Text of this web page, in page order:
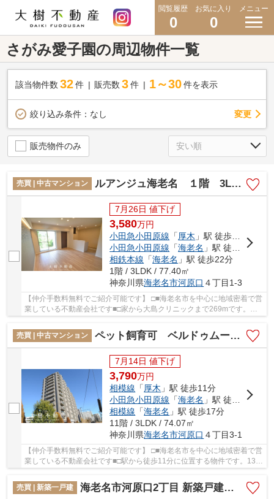
閲覧履歴
0
お気に入り
0
メニュー
さがみ愛子園の周辺物件一覧
該当物件数 32件 販売数 3 件 1～30 件を表示
絞り込み条件： なし 変更
販売物件のみ
売買 | 中古マンション ルアンジュ海老名 １階 3LDK リフォーム済み 【仲介手数料無料】
7月26日 値下げ
3,580万円
小田急小田原線 「厚木 」駅 徒歩5分
小田急小田原線 「海老名 」駅 徒歩22分
相鉄本線 「海老名 」駅 徒歩22分
1階 / 3LDK / 77.40㎡
神奈川県海老名市河原口 ４丁目1-3
【仲介手数料無料でご紹介可能です】 □■海老名市を中心に地域密着で営
業している不動産会社です■□家から大島クリニックまで269mです。こ
売買 | 中古マンション
ペット飼育可 ベルドゥムール海老名弐番館11階３LDKリフォーム済み【仲介手数料無料】
7月14日 値下げ
3,790万円
相模線 「厚木 」駅 徒歩11分
小田急小田原線 「海老名 」駅 徒歩17分
相模線 「海老名 」駅 徒歩17分
11階 / 3LDK / 74.07㎡
神奈川県海老名市河原口 ４丁目3-1
【仲介手数料無料でご紹介可能です】 □■海老名市を中心に地域密着で営
業している不動産会社です■□駅から徒歩11分に位置する物件です。13階
売買 | 新築一戸建
海老名市河原口2丁目 新築戸建て 全１棟【仲介手数料無料】